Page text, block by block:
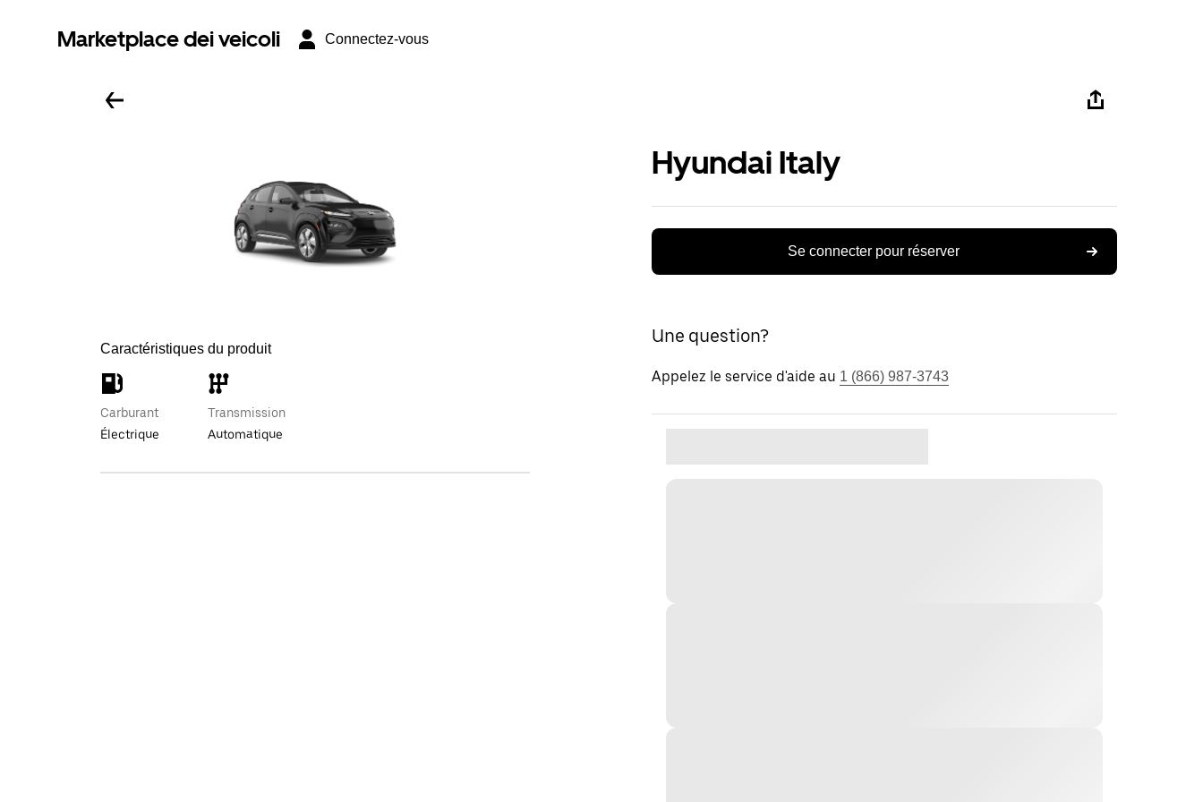
Marketplace dei veicoli Connectez-vous
Caractéristiques du produit
Carburant
Électrique
Transmission
Automatique
Hyundai Italy
Se connecter pour réserver
Une question?
Appelez le service d'aide au 1 (866) 987-3743